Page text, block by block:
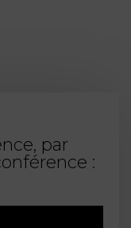
par
: